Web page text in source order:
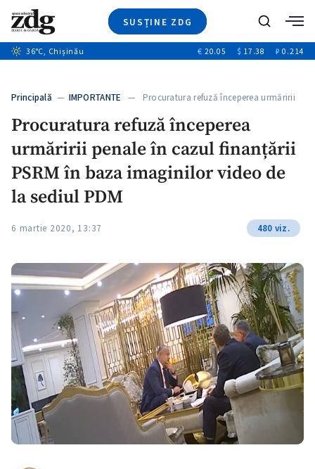
SUSȚINE ZDG
Ştiri
+11
Video
Special
Blog
ZdGust
Caută
36°C, Chișinău € 20.05 $ 17.38 ₽ 0.214
Principală — IMPORTANTE — Procuratura refuză începerea urmăririi
Procuratura refuză începerea
urmăririi penale în cazul finanțării
PSRM în baza imaginilor video de
la sediul PDM
6 martie 2020, 13:37 480 viz.